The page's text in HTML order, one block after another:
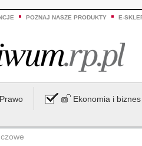
POZNAJ NASZE PRODUKTY E-
Prawo Ekonomia i biznes